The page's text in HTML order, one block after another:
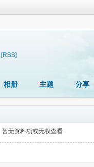
[RSS]
相册 主题 分享
暂无资料项或无权查看